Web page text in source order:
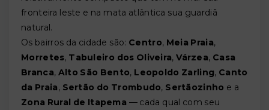
fronteira leste e na mata atlântica sua guardiã
natural.
Os bairros da cidade são: Centro, Meia Praia,
Morretes, Tabuleiro dos Oliveira,Várzea, Casa
Branca, Alto São Bento, Leopoldo Zarling, Canto
da Praia, Sertão do Trombudo, Sertãozinho e a
Zona Rural de Itapema — cada qual com seu